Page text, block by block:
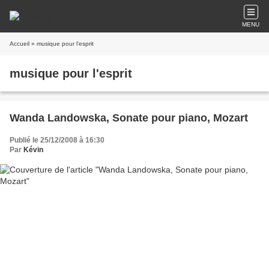
MENU
Accueil » musique pour l'esprit
musique pour l'esprit
Wanda Landowska, Sonate pour piano, Mozart
Publié le 25/12/2008 à 16:30
Par Kévin